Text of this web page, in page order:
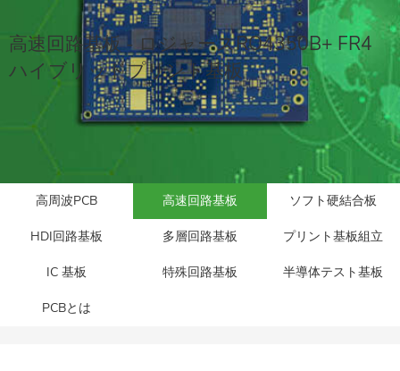
高速回路基板 - ロジャースRO4350B+ FR4
ハイブリッドプリント基板
高周波PCB 高速回路基板 ソフト硬結合板
HDI回路基板 多層回路基板 プリント基板組立
IC 基板 特殊回路基板 半導体テスト基板
PCBとは